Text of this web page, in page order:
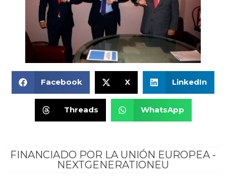
Facebook X LinkedIn
Threads WhatsApp
FINANCIADO POR LA UNIÓN EUROPEA -
NEXTGENERATIONEU